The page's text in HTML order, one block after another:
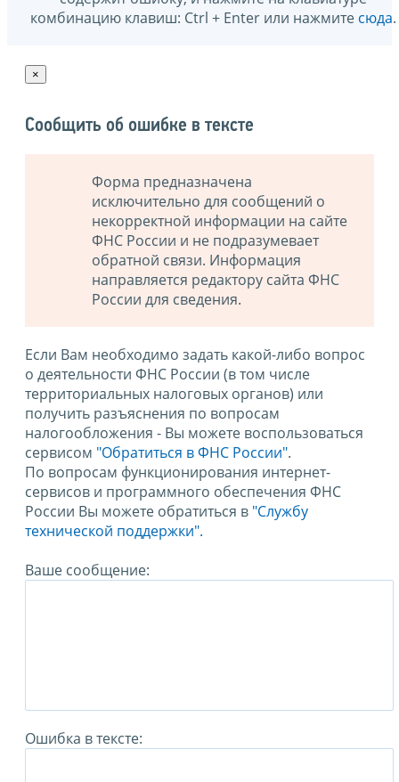
комбинацию клавиш: Ctrl + Enter или нажмите сюда.
×
Сообщить об ошибке в тексте
Форма предназначена
исключительно для сообщений о
некорректной информации на сайте
ФНС России и не подразумевает
обратной связи. Информация
направляется редактору сайта ФНС
России для сведения.
Если Вам необходимо задать какой-либо вопрос
о деятельности ФНС России (в том числе
территориальных налоговых органов) или
получить разъяснения по вопросам
налогообложения - Вы можете воспользоваться
сервисом "Обратиться в ФНС России".
По вопросам функционирования интернет-
сервисов и программного обеспечения ФНС
России Вы можете обратиться в "Службу
технической поддержки".
Ваше сообщение:
Ошибка в тексте: